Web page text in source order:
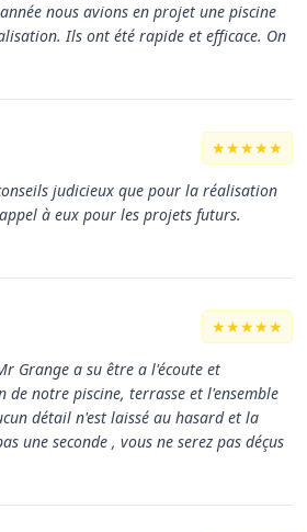
nous avions en projet une piscine
Ils ont été rapide et efficace. On
★★★★★
judicieux que pour la réalisation
à eux pour les projets futurs.
★★★★★
Grange a su être a l'écoute et
notre piscine, terrasse et l'ensemble
détail n'est laissé au hasard et la
une seconde , vous ne serez pas déçus